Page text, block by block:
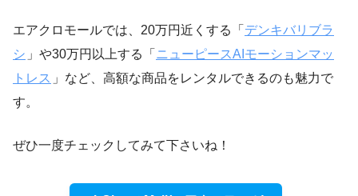
エアクロモールでは、20万円近くする「 デンキバリブラ
シ 」や30万円以上する「 ニューピースAIモーションマッ
トレス 」など、高額な商品をレンタルできるのも魅力で
す。
ぜひ一度チェックしてみて下さいね！